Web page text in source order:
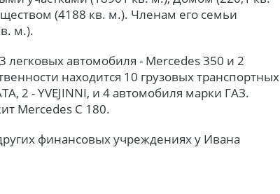
(4188 кв. м.). Членам его семьи
м.).
легковых автомобиля - Mercedes 350 и 2
находится 10 грузовых транспортных
2 - YVEJINNI, и 4 автомобиля марки ГАЗ.
Mercedes С 180.
финансовых учреждениях у Ивана